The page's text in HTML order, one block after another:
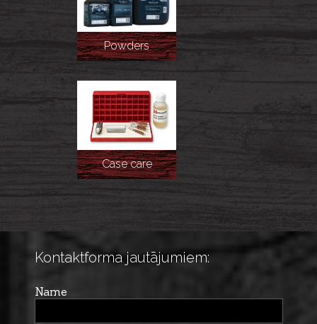
Powders
Case care
Kontaktforma jautājumiem:
Name